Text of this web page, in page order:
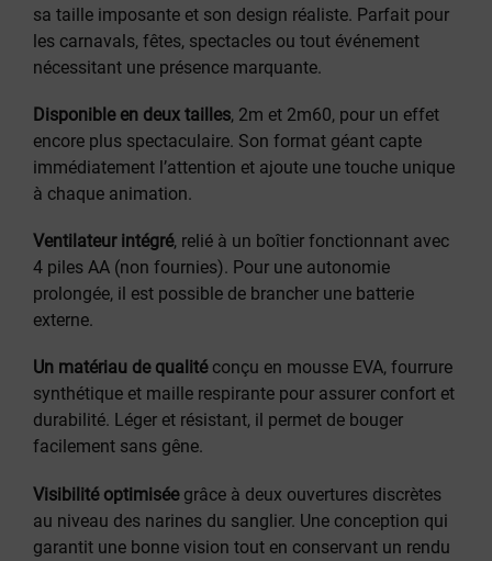
sa taille imposante et son design réaliste. Parfait pour
les carnavals, fêtes, spectacles ou tout événement
nécessitant une présence marquante.
Disponible en deux tailles, 2m et 2m60, pour un effet
encore plus spectaculaire. Son format géant capte
immédiatement l’attention et ajoute une touche unique
à chaque animation.
Ventilateur intégré, relié à un boîtier fonctionnant avec
4 piles AA (non fournies). Pour une autonomie
prolongée, il est possible de brancher une batterie
externe.
Un matériau de qualitéconçu en mousse EVA, fourrure
synthétique et maille respirante pour assurer confort et
durabilité. Léger et résistant, il permet de bouger
facilement sans gêne.
Visibilité optimiséegrâce à deux ouvertures discrètes
au niveau des narines du sanglier. Une conception qui
garantit une bonne vision tout en conservant un rendu